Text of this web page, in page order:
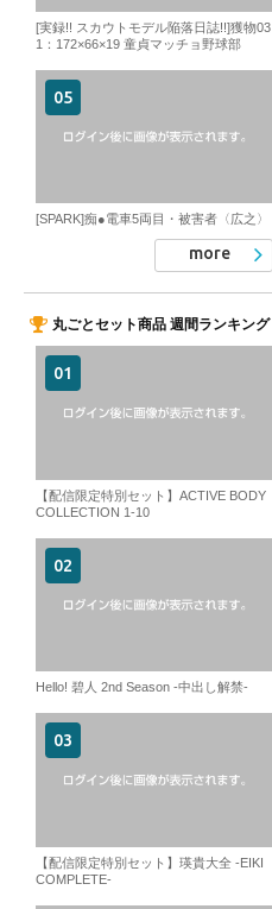
[実録!! スカウトモデル陥落日誌!!]獲物03
1：172×66×19 童貞マッチョ野球部
[SPARK]痴●電車5両目・被害者〈広之〉
more
丸ごとセット商品 週間ランキング
【配信限定特別セット】ACTIVE BODY
COLLECTION 1-10
Hello! 碧人 2nd Season -中出し解禁-
【配信限定特別セット】瑛貴大全 -EIKI
COMPLETE-